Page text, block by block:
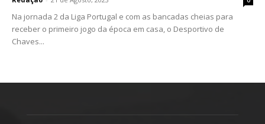
Na jornada 2 da Liga Portugal e com as bancadas cheias para
receber o primeiro jogo da época em casa, o Desportivo de
Chaves...